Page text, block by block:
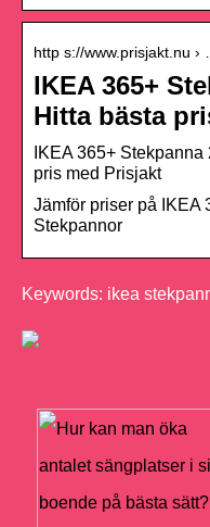
http s://www.prisjakt.nu ›
IKEA 365+
Hitta bästa
IKEA 365+
pris med Prisjakt
Jämför priser på IKEA
Stekpannor
Keywords: ikea